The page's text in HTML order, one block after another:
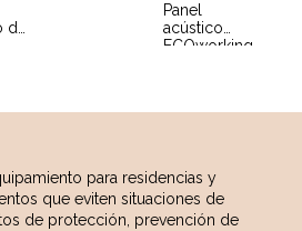
de
Panel
acústico
ECOworking
para residencias y
que eviten situaciones de
de protección, prevención de